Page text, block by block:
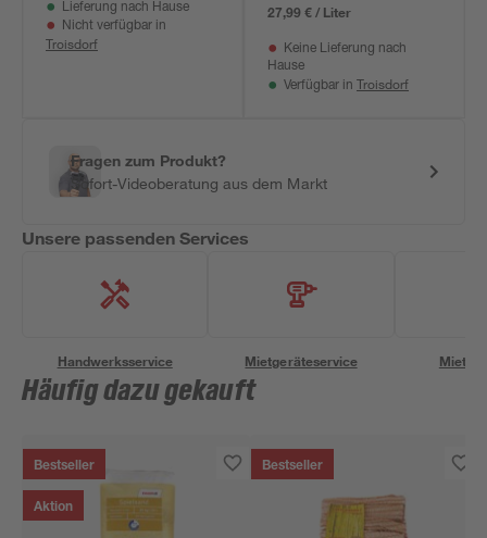
Lieferung nach Hause
Nicht verfügbar in
Troisdorf
27,99 € / Liter
Keine Lieferung nach
Hause
Verfügbar in Troisdorf
Fragen zum Produkt?
Sofort-Videoberatung aus dem Markt
Unsere passenden Services
Handwerksservice Mietgeräteservice
Häufig dazu gekauft
Bestseller
Aktion
Bestseller